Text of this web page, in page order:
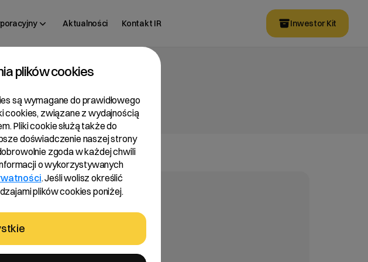
Aktualności Kontakt IR Inwestor Kit
plików cookies
są wymagane do prawidłowego
cookies, związane z wydajnością
Pliki cookie służą także do
doświadczenie naszej strony
zgoda w każdej chwili
o wykorzystywanych
. Jeśli wolisz określić
plików cookies poniżej.